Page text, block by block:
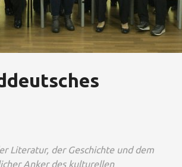
Literatur, der Geschichte und dem
Anker des kulturellen